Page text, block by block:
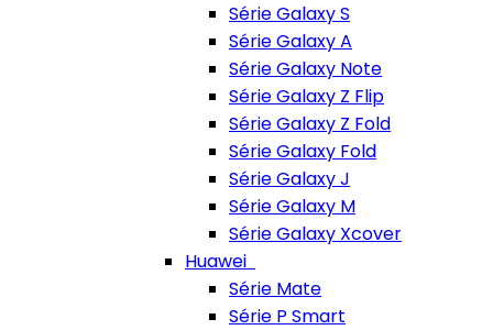
Série Galaxy S
Série Galaxy A
Série Galaxy Note
Série Galaxy Z Flip
Série Galaxy Z Fold
Série Galaxy Fold
Série Galaxy J
Série Galaxy M
Série Galaxy Xcover
Huawei
Série Mate
Série P Smart